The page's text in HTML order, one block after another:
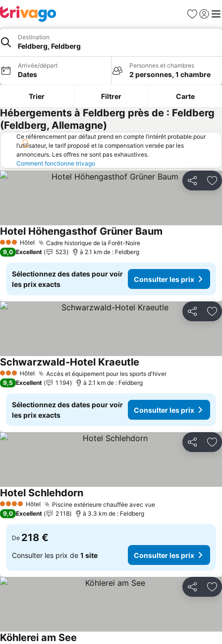
Favoris
Se
Destination
Feldberg, Feldberg
Arrivée/départ
Dates
Personnes et chambres
2 personnes, 1 chambre
Trier Filtrer Carte
Hébergements à Feldberg près de : Feldberg
(Feldberg, Allemagne)
Ce référencement par défaut prend en compte l’intérêt probable pour
l’utilisateur, le tarif proposé et la compensation versée par les
annonceurs. Les offres ne sont pas exhaustives.
Comment fonctionne trivago
Partager
3 ÉtoilesHôtel Cadre historique de la Forêt-NoireConsulter les prix
Hotel Höhengasthof Grüner Baum
9,0 Excellent 523 à 2.1 km de : Feldberg
Sélectionnez des dates pour voir
les prix exacts
Consulter les prix
Partager
3 ÉtoilesHôtel Accès et équipement pour les sports d'hiverConsulter les
Schwarzwald-Hotel Kraeutle
9,5 Excellent 1 194 à 2.1 km de : Feldberg
Sélectionnez des dates pour voir
les prix exacts
Consulter les prix
Partager
4 Étoiles Hôtel Piscine extérieure chauffée avec vueConsulter les prix
Hotel SchlehdornConsulter les prix
9,0 Excellent 2 118 à 3.3 km de : Feldberg
De 218 €
Consulter les prix de 1 site Consulter les prix
Partager
Köhlerei am See